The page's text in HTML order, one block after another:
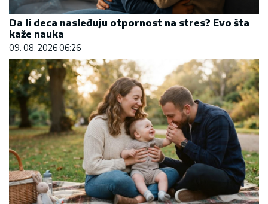
Da li deca nasleđuju otpornost na stres? Evo šta
kaže nauka
09. 08. 2026 06:26